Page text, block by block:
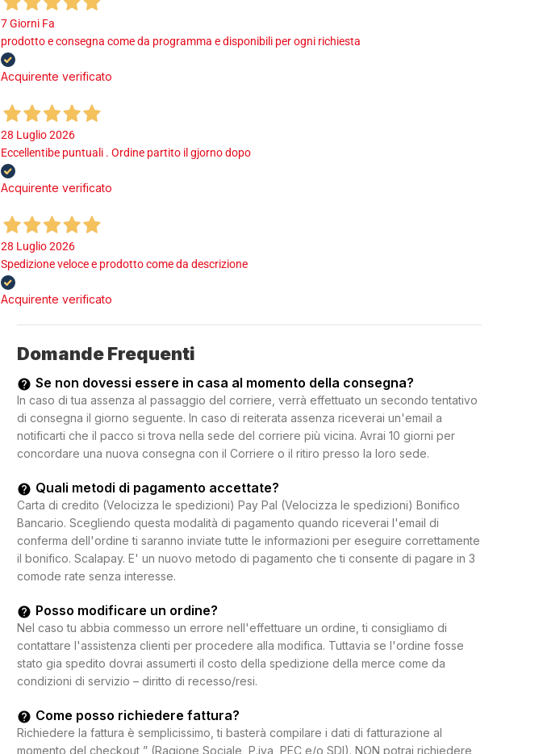
7 Giorni Fa
prodotto e consegna come da programma e disponibili per ogni richiesta
Acquirente verificato
28 Luglio 2026
Eccellentibe puntuali . Ordine partito il gjorno dopo
Acquirente verificato
28 Luglio 2026
Spedizione veloce e prodotto come da descrizione
Acquirente verificato
Domande Frequenti
Se non dovessi essere in casa al momento della consegna?
In caso di tua assenza al passaggio del corriere, verrà effettuato un secondo tentativo
di consegna il giorno seguente. In caso di reiterata assenza riceverai un'email a
notificarti che il pacco si trova nella sede del corriere più vicina. Avrai 10 giorni per
concordare una nuova consegna con il Corriere o il ritiro presso la loro sede.
Quali metodi di pagamento accettate?
Carta di credito (Velocizza le spedizioni) Pay Pal (Velocizza le spedizioni) Bonifico
Bancario. Scegliendo questa modalità di pagamento quando riceverai l'email di
conferma dell'ordine ti saranno inviate tutte le informazioni per eseguire correttamente
il bonifico. Scalapay. E' un nuovo metodo di pagamento che ti consente di pagare in 3
comode rate senza interesse.
Posso modificare un ordine?
Nel caso tu abbia commesso un errore nell'effettuare un ordine, ti consigliamo di
contattare l'assistenza clienti per procedere alla modifica. Tuttavia se l'ordine fosse
stato gia spedito dovrai assumerti il costo della spedizione della merce come da
condizioni di servizio – diritto di recesso/resi.
Come posso richiedere fattura?
Richiedere la fattura è semplicissimo, ti basterà compilare i dati di fatturazione al
momento del checkout ” (Ragione Sociale, P.iva, PEC e/o SDI). NON potrai richiedere